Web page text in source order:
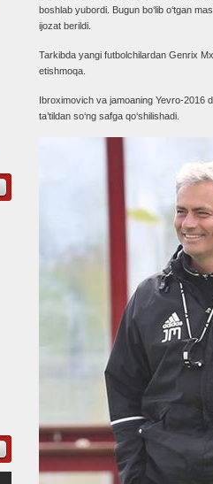
boshlab yubordi. Bugun bo‘lib o‘tgan
ijozat berildi.
Tarkibda yangi futbolchilardan Genrix
etishmoqa.
Ibroximovich va jamoaning Yevro-2016
ta’tildan so‘ng safga qo‘shilishadi.